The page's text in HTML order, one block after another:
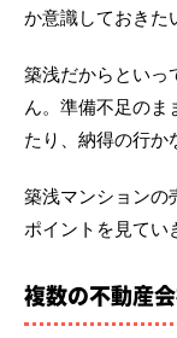
か意識しておきた
築浅だからといっ
ん。準備不足のま
たり、納得の行か
築浅マンションの
ポイントを見てい
複数の不動産